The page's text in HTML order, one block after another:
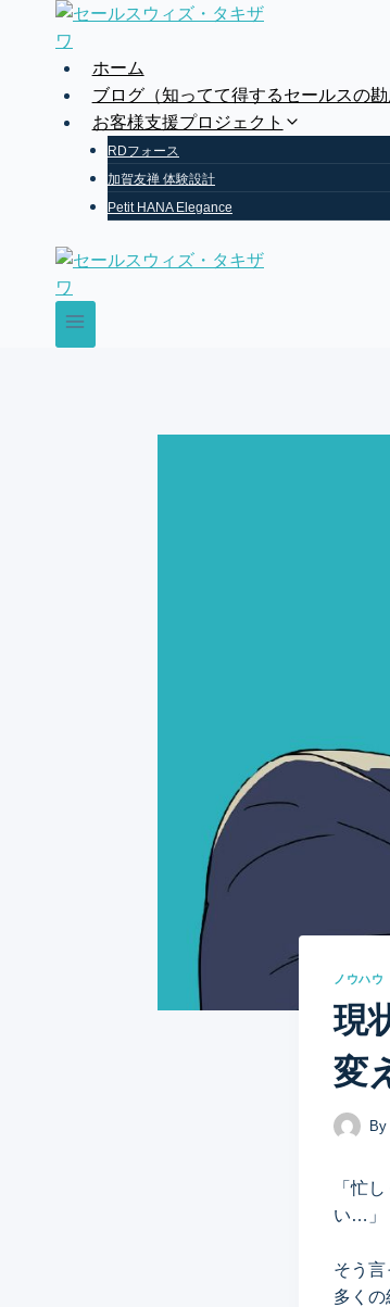
ホーム
ブログ（知ってて得するセールスの勘
お客様支援プロジェクト
RDフォース
加賀友禅 体験設計
Petit HANA Elegance
ノウハウ
現
変
By
「忙
い…」
そう言
多く